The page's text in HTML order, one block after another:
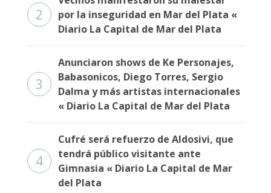
2
por la inseguridad en Mar del Plata «
Diario La Capital de Mar del Plata
3
Anunciaron shows de Ke Personajes,
Babasonicos, Diego Torres, Sergio
Dalma y más artistas internacionales
« Diario La Capital de Mar del Plata
4
Cufré será refuerzo de Aldosivi, que
tendrá público visitante ante
Gimnasia « Diario La Capital de Mar
del Plata